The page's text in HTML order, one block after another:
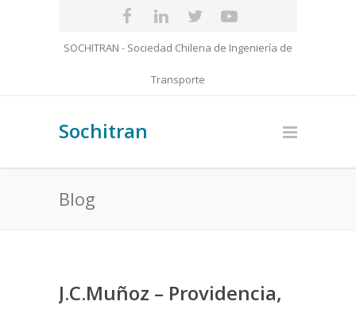
SOCHITRAN - Sociedad Chilena de Ingeniería de
Transporte
Sochitran
Blog
J.C.Muñoz – Providencia,